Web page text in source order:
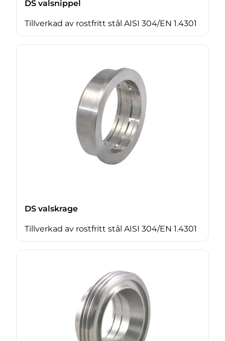
DS valsnippel
Tillverkad av rostfritt stål AISI 304/EN 1.4301
DS valskrage
Tillverkad av rostfritt stål AISI 304/EN 1.4301